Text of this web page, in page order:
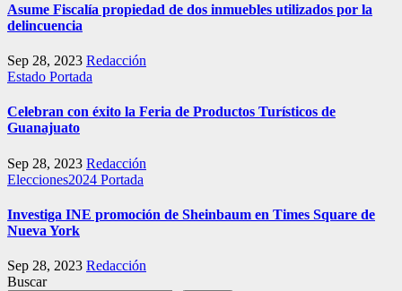
Asume Fiscalía propiedad de dos inmuebles utilizados por la
delincuencia
Sep 28, 2023 Redacción
Estado Portada
Celebran con éxito la Feria de Productos Turísticos de
Guanajuato
Sep 28, 2023 Redacción
Elecciones2024 Portada
Investiga INE promoción de Sheinbaum en Times Square de
Nueva York
Sep 28, 2023 Redacción
Buscar